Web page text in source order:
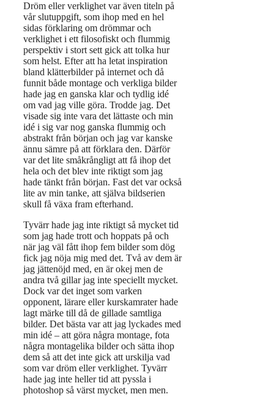
Dröm eller verklighet var även titeln på
vår slutuppgift, som ihop med en hel
sidas förklaring om drömmar och
verklighet i ett filosofiskt och flummig
perspektiv i stort sett gick att tolka hur
som helst. Efter att ha letat inspiration
bland klätterbilder på internet och då
funnit både montage och verkliga bilder
hade jag en ganska klar och tydlig idé
om vad jag ville göra. Trodde jag. Det
visade sig inte vara det lättaste och min
idé i sig var nog ganska flummig och
abstrakt från början och jag var kanske
ännu sämre på att förklara den. Därför
var det lite småkrångligt att få ihop det
hela och det blev inte riktigt som jag
hade tänkt från början. Fast det var också
lite av min tanke, att själva bildserien
skull få växa fram efterhand.
Tyvärr hade jag inte riktigt så mycket tid
som jag hade trott och hoppats på och
när jag väl fått ihop fem bilder som dög
fick jag nöja mig med det. Två av dem är
jag jättenöjd med, en är okej men de
andra två gillar jag inte speciellt mycket.
Dock var det inget som varken
opponent, lärare eller kurskamrater hade
lagt märke till då de gillade samtliga
bilder. Det bästa var att jag lyckades med
min idé – att göra några montage, fota
några montagelika bilder och sätta ihop
dem så att det inte gick att urskilja vad
som var dröm eller verklighet. Tyvärr
hade jag inte heller tid att pyssla i
photoshop så värst mycket, men men.